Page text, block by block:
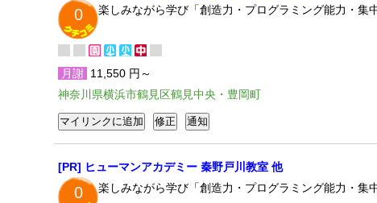
0 楽しみながら学び「創造力・プログラミング能力・集
月謝 11,550 円～
神奈川県横浜市鶴見区鶴見中央・豊岡町
[PR] ヒューマンアカデミー 秦野戸川教室 他
0 楽しみながら学び「創造力・プログラミング能力・集